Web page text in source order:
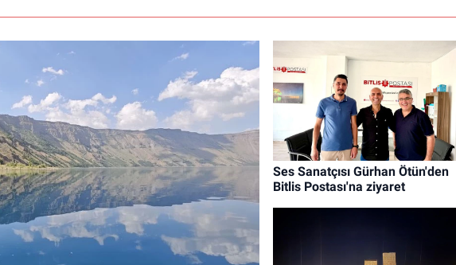
Ses Sanatçısı Gürhan Ötün'den
Bitlis Postası'na ziyaret